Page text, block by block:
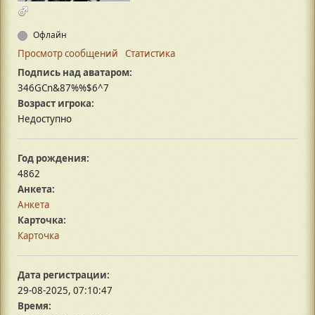
Офлайн
Просмотр сообщений
Статистика
Подпись над аватаром:
346GCn&87%%$6^7
Возраст игрока:
Недоступно
Год рождения:
4862
Анкета:
Анкета
Карточка:
Карточка
Дата регистрации:
29-08-2025, 07:10:47
Время: